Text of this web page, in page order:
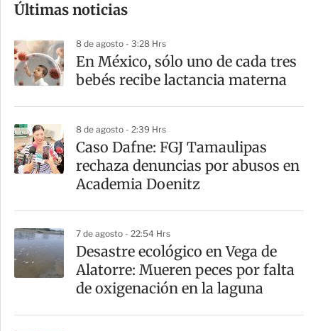
m
a
r
r
Últimas noticias
8 de agosto - 3:28 Hrs
En México, sólo uno de cada tres
bebés recibe lactancia materna
8 de agosto - 2:39 Hrs
Caso Dafne: FGJ Tamaulipas
rechaza denuncias por abusos en
Academia Doenitz
7 de agosto - 22:54 Hrs
Desastre ecológico en Vega de
Alatorre: Mueren peces por falta
de oxigenación en la laguna